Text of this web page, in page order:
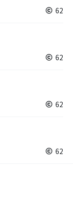
62
62
62
62